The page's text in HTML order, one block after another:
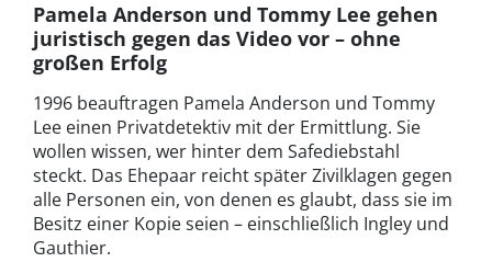
Pamela Anderson und Tommy Lee gehen
juristisch gegen das Video vor – ohne
großen Erfolg
1996 beauftragen Pamela Anderson und Tommy
Lee einen Privatdetektiv mit der Ermittlung. Sie
wollen wissen, wer hinter dem Safediebstahl
steckt. Das Ehepaar reicht später Zivilklagen gegen
alle Personen ein, von denen es glaubt, dass sie im
Besitz einer Kopie seien – einschließlich Ingley und
Gauthier.